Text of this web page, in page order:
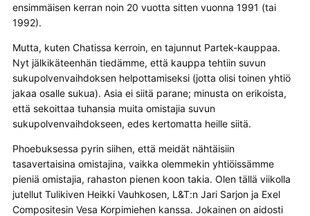
ensimmäisen kerran noin 20 vuotta sitten vuonna 1991 (tai
1992).
Mutta, kuten Chatissa kerroin, en tajunnut Partek-kauppaa.
Nyt jälkikäteenhän tiedämme, että kauppa tehtiin suvun
sukupolvenvaihdoksen helpottamiseksi (jotta olisi toinen yhtiö
jakaa osalle sukua). Asia ei siitä parane; minusta on erikoista,
että sekoittaa tuhansia muita omistajia suvun
sukupolvenvaihdokseen, edes kertomatta heille siitä.
Phoebuksessa pyrin siihen, että meidät nähtäisiin
tasavertaisina omistajina, vaikka olemmekin yhtiöissämme
pieniä omistajia, rahaston pienen koon takia. Olen tällä viikolla
jutellut Tulikiven Heikki Vauhkosen, L&T:n Jari Sarjon ja Exel
Compositesin Vesa Korpimiehen kanssa. Jokainen on aidosti